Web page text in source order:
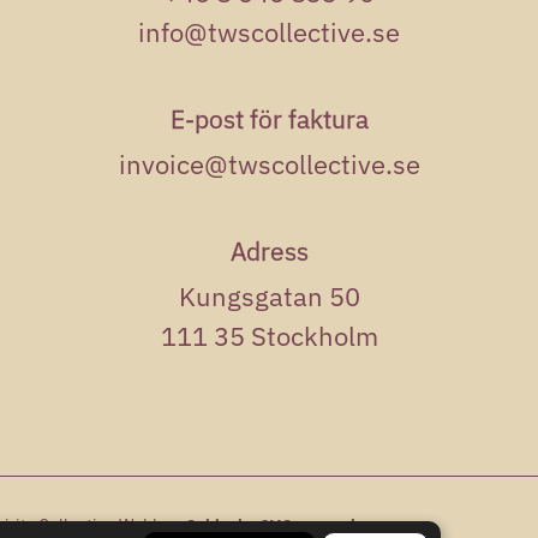
info@twscollective.se
E-post för faktura
invoice@twscollective.se
Adress
Kungsgatan 50
111 35 Stockholm
Collective Webb avSphinxly,CMS easyweb